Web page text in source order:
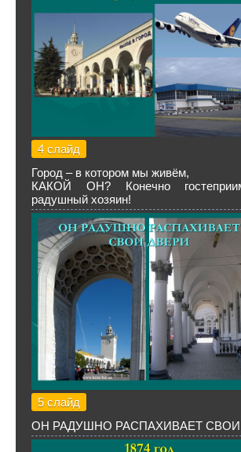
4 слайд
Город – в котором мы живём,
КАКОЙ ОН? Конечно
радушный хозяин!
5 слайд
ОН РАДУШНО РАСПАХИВАЕТ